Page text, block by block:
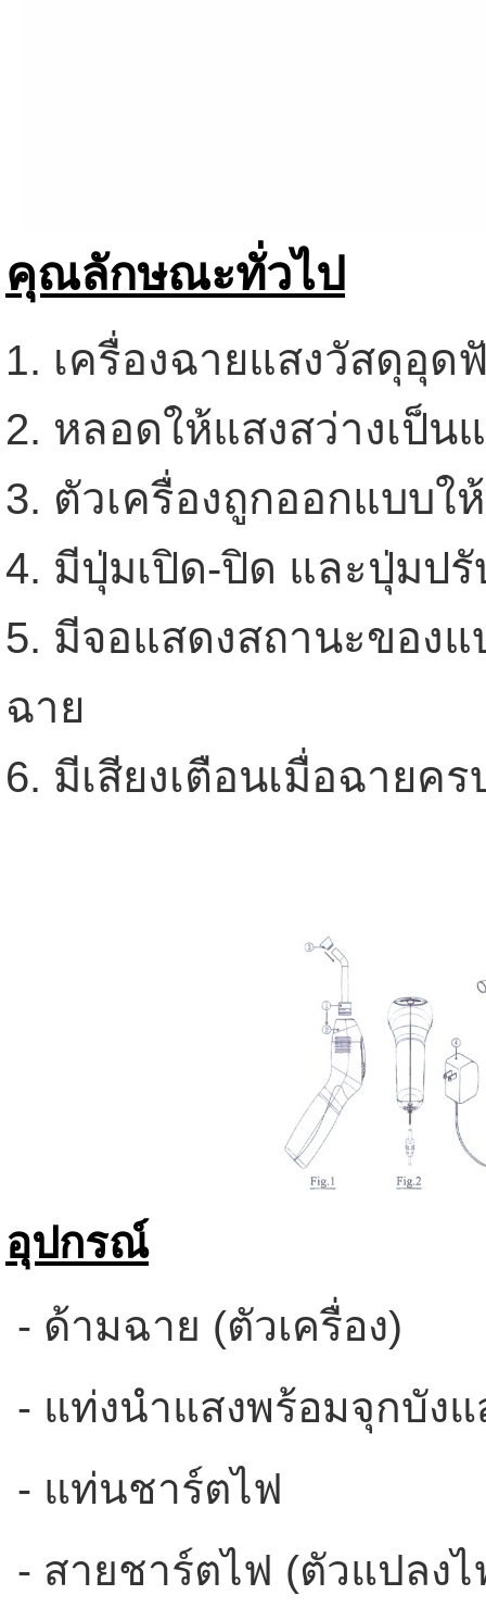
คุณลักษณะทั่วไป
1. เครื่องฉายแสงวัสดุอุด
2. หลอดให้แสงสว่างเป็
3. ตัวเครื่องถูกออกแบบใ
4. มีปุ่มเปิด-ปิด และปุ่มป
5. มีจอแสดงสถานะของ
ฉาย
6. มีเสียงเตือนเมื่อฉายค
อุปกรณ์
- ด้ามฉาย (ตัวเครื่อง)
- แท่งนำแสงพร้อมจุกบังแ
- แท่นชาร์ตไฟ
- สายชาร์ตไฟ (ตัวแปลง